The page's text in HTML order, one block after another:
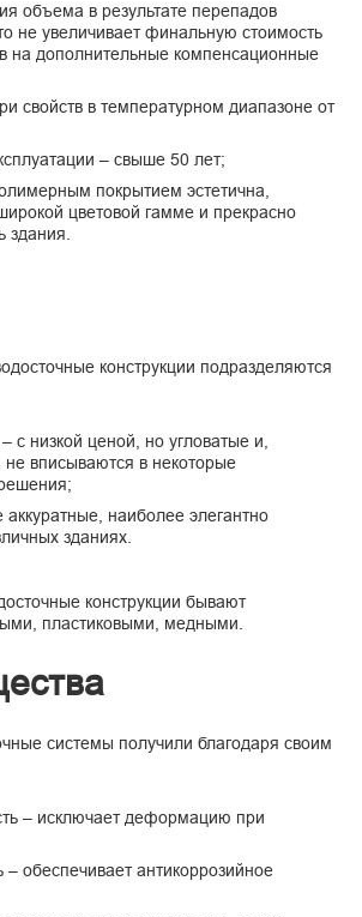
объема в результате перепадов
не увеличивает финальную стоимость
на дополнительные компенсационные
свойств в температурном диапазоне от
– свыше 50 лет;
покрытием эстетична,
цветовой гамме и прекрасно
здания.
конструкции подразделяются
с низкой ценой, но угловатые и,
не вписываются в некоторые
аккуратные, наиболее элегантно
зданиях.
конструкции бывают
пластиковыми, медными.
системы получили благодаря своим
– исключает деформацию при
– обеспечивает антикоррозийное